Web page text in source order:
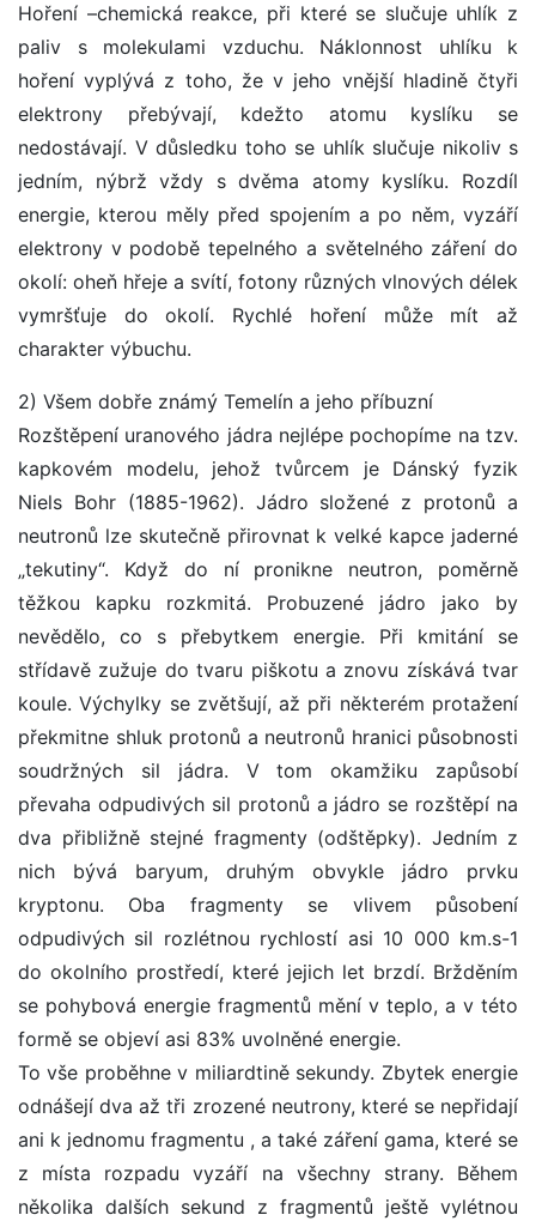
Hoření –chemická reakce, při které se slučuje uhlík z
paliv s molekulami vzduchu. Náklonnost uhlíku k
hoření vyplývá z toho, že v jeho vnější hladině čtyři
elektrony přebývají, kdežto atomu kyslíku se
nedostávají. V důsledku toho se uhlík slučuje nikoliv s
jedním, nýbrž vždy s dvěma atomy kyslíku. Rozdíl
energie, kterou měly před spojením a po něm, vyzáří
elektrony v podobě tepelného a světelného záření do
okolí: oheň hřeje a svítí, fotony různých vlnových délek
vymršťuje do okolí. Rychlé hoření může mít až
charakter výbuchu.
2) Všem dobře známý Temelín a jeho příbuzní
Rozštěpení uranového jádra nejlépe pochopíme na tzv.
kapkovém modelu, jehož tvůrcem je Dánský fyzik
Niels Bohr (1885-1962). Jádro složené z protonů a
neutronů lze skutečně přirovnat k velké kapce jaderné
„tekutiny“. Když do ní pronikne neutron, poměrně
těžkou kapku rozkmitá. Probuzené jádro jako by
nevědělo, co s přebytkem energie. Při kmitání se
střídavě zužuje do tvaru piškotu a znovu získává tvar
koule. Výchylky se zvětšují, až při některém protažení
překmitne shluk protonů a neutronů hranici působnosti
soudržných sil jádra. V tom okamžiku zapůsobí
převaha odpudivých sil protonů a jádro se rozštěpí na
dva přibližně stejné fragmenty (odštěpky). Jedním z
nich bývá baryum, druhým obvykle jádro prvku
kryptonu. Oba fragmenty se vlivem působení
odpudivých sil rozlétnou rychlostí asi 10 000 km.s-1
do okolního prostředí, které jejich let brzdí. Bržděním
se pohybová energie fragmentů mění v teplo, a v této
formě se objeví asi 83% uvolněné energie.
To vše proběhne v miliardtině sekundy. Zbytek energie
odnášejí dva až tři zrozené neutrony, které se nepřidají
ani k jednomu fragmentu , a také záření gama, které se
z místa rozpadu vyzáří na všechny strany. Během
několika dalších sekund z fragmentů ještě vylétnou